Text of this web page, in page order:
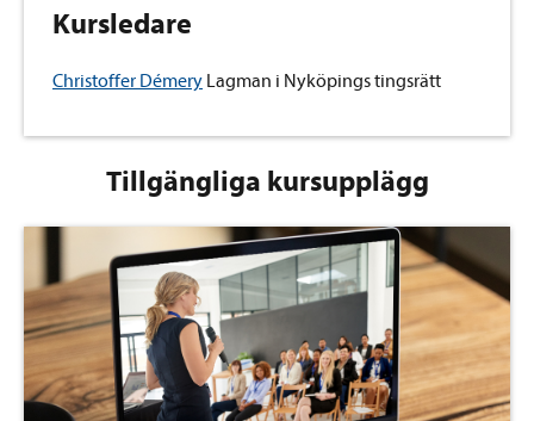
Kursledare
Christoffer Démery Lagman i Nyköpings tingsrätt
Tillgängliga kursupplägg